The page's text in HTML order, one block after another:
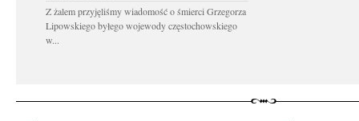
Z żalem przyjęliśmy wiadomość o śmierci Grzegorza
Lipowskiego byłego wojewody częstochowskiego
w...